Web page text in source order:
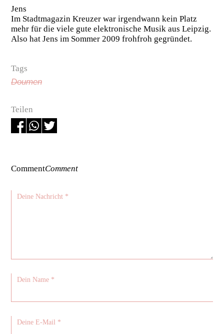
Jens
Im Stadtmagazin Kreuzer war irgendwann kein Platz
mehr für die viele gute elektronische Musik aus Leipzig.
Also hat Jens im Sommer 2009 frohfroh gegründet.
Tags
Doumen
Teilen
CommentComment